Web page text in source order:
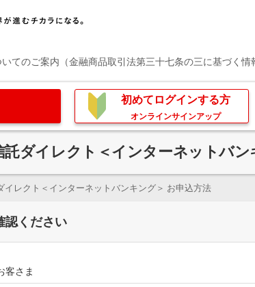
てのご案内（金融商品取引法第三十七条の三に基づく情
初めてログインする方
オンラインサインアップ
託ダイレクト＜インターネットバン
イレクト＜インターネットバンキング＞ お申込方法
認ください
客さま